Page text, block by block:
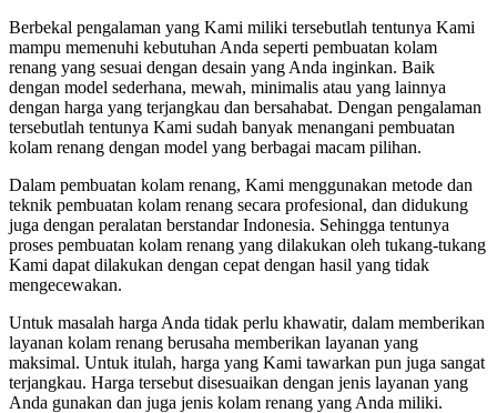
Berbekal pengalaman yang Kami miliki tersebutlah tentunya Kami
mampu memenuhi kebutuhan Anda seperti pembuatan kolam
renang yang sesuai dengan desain yang Anda inginkan. Baik
dengan model sederhana, mewah, minimalis atau yang lainnya
dengan harga yang terjangkau dan bersahabat. Dengan pengalaman
tersebutlah tentunya Kami sudah banyak menangani pembuatan
kolam renang dengan model yang berbagai macam pilihan.
Dalam pembuatan kolam renang, Kami menggunakan metode dan
teknik pembuatan kolam renang secara profesional, dan didukung
juga dengan peralatan berstandar Indonesia. Sehingga tentunya
proses pembuatan kolam renang yang dilakukan oleh tukang-tukang
Kami dapat dilakukan dengan cepat dengan hasil yang tidak
mengecewakan.
Untuk masalah harga Anda tidak perlu khawatir, dalam memberikan
layanan kolam renang berusaha memberikan layanan yang
maksimal. Untuk itulah, harga yang Kami tawarkan pun juga sangat
terjangkau. Harga tersebut disesuaikan dengan jenis layanan yang
Anda gunakan dan juga jenis kolam renang yang Anda miliki.